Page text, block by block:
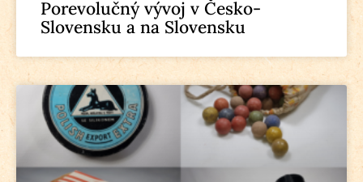
Porevolučný vývoj v Česko-
Slovensku a na Slovensku